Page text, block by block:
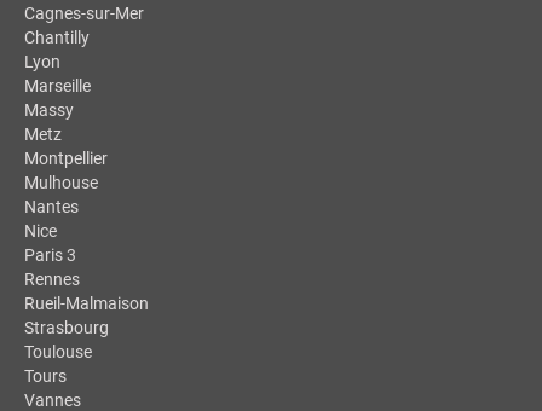
Cagnes-sur-Mer
Chantilly
Lyon
Marseille
Massy
Metz
Montpellier
Mulhouse
Nantes
Nice
Paris 3
Rennes
Rueil-Malmaison
Strasbourg
Toulouse
Tours
Vannes